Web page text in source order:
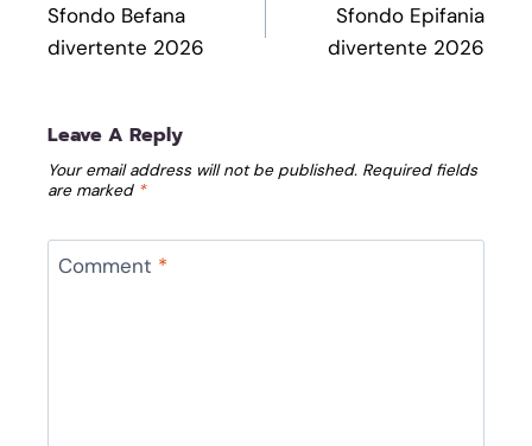
Sfondo Befana
divertente 2026
Sfondo Epifania
divertente 2026
Leave A Reply
Your email address will not be published. Required fields
are marked *
Comment *